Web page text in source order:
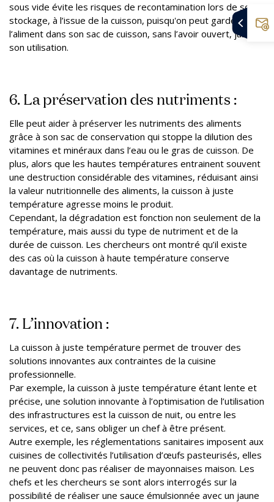
sous vide évite les risques de recontamination lors de son
stockage, à l’issue de la cuisson, puisqu'on peut garder
l’aliment dans son sac de cuisson, sans l’avoir ouvert, jusqu’à
son utilisation.
6. La préservation des nutriments :
Elle peut aider à préserver les nutriments des aliments
grâce à son sac de conservation qui stoppe la dilution des
vitamines et minéraux dans l’eau ou le gras de cuisson. De
plus, alors que les hautes températures entrainent souvent
une destruction considérable des vitamines, réduisant ainsi
la valeur nutritionnelle des aliments, la cuisson à juste
température agresse moins le produit.
Cependant, la dégradation est fonction non seulement de la
température, mais aussi du type de nutriment et de la
durée de cuisson. Les chercheurs ont montré qu’il existe
des cas où la cuisson à haute température conserve
davantage de nutriments.
7. L’innovation :
La cuisson à juste température permet de trouver des
solutions innovantes aux contraintes de la cuisine
professionnelle.
Par exemple, la cuisson à juste température étant lente et
précise, une solution innovante à l’optimisation de l’utilisation
des infrastructures est la cuisson de nuit, ou entre les
services, et ce, sans obliger un chef à être présent.
Autre exemple, les réglementations sanitaires imposent aux
cuisines de collectivités l’utilisation d’œufs pasteurisés, elles
ne peuvent donc pas réaliser de mayonnaises maison. Les
chefs et les chercheurs se sont alors interrogés sur la
possibilité de réaliser une sauce émulsionnée avec un jaune